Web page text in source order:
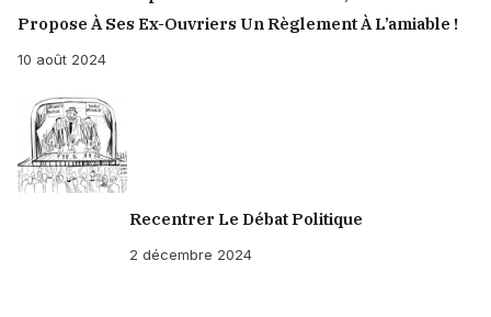
Propose À Ses Ex-Ouvriers Un Règlement À L’amiable !
10 août 2024
Recentrer Le Débat Politique
2 décembre 2024